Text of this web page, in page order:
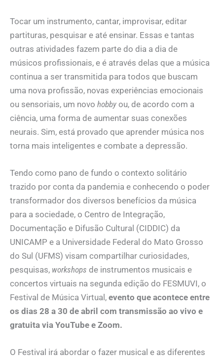
Tocar um instrumento, cantar, improvisar, editar
partituras, pesquisar e até ensinar. Essas e tantas
outras atividades fazem parte do dia a dia de
músicos profissionais, e é através delas que a música
continua a ser transmitida para todos que buscam
uma nova profissão, novas experiências emocionais
ou sensoriais, um novo hobby ou, de acordo com a
ciência, uma forma de aumentar suas conexões
neurais. Sim, está provado que aprender música nos
torna mais inteligentes e combate a depressão.
Tendo como pano de fundo o contexto solitário
trazido por conta da pandemia e conhecendo o poder
transformador dos diversos benefícios da música
para a sociedade, o Centro de Integração,
Documentação e Difusão Cultural (CIDDIC) da
UNICAMP e a Universidade Federal do Mato Grosso
do Sul (UFMS) visam compartilhar curiosidades,
pesquisas, workshops de instrumentos musicais e
concertos virtuais na segunda edição do FESMUVI, o
Festival de Música Virtual, evento que acontece entre
os dias 28 a 30 de abril com transmissão ao vivo e
gratuita via YouTube e Zoom.
O Festival irá abordar o fazer musical e as diferentes